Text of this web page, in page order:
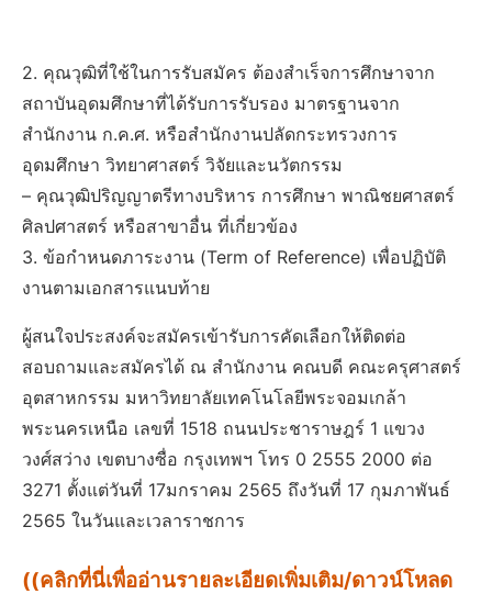
2. คุณวุฒิที่ใช้ในการรับสมัคร ต้องสำเร็จการศึกษาจาก
สถาบันอุดมศึกษาที่ได้รับการรับรอง มาตรฐานจาก
สำนักงาน ก.ค.ศ. หรือสำนักงานปลัดกระทรวงการ
อุดมศึกษา วิทยาศาสตร์ วิจัยและนวัตกรรม
– คุณวุฒิปริญญาตรีทางบริหาร การศึกษา พาณิชยศาสตร์
ศิลปศาสตร์ หรือสาขาอื่น ที่เกี่ยวข้อง
3. ข้อกำหนดภาระงาน (Term of Reference) เพื่อปฏิบัติ
งานตามเอกสารแนบท้าย
ผู้สนใจประสงค์จะสมัครเข้ารับการคัดเลือกให้ติดต่อ
สอบถามและสมัครได้ ณ สำนักงาน คณบดี คณะครุศาสตร์
อุตสาหกรรม มหาวิทยาลัยเทคโนโลยีพระจอมเกล้า
พระนครเหนือ เลขที่ 1518 ถนนประชาราษฎร์ 1 แขวง
วงศ์สว่าง เขตบางซื่อ กรุงเทพฯ โทร 0 2555 2000 ต่อ
3271 ตั้งแต่วันที่ 17มกราคม 2565 ถึงวันที่ 17 กุมภาพันธ์
2565 ในวันและเวลาราชการ
((คลิกที่นี่เพื่ออ่านรายละเอียดเพิ่มเติม/ดาวน์โหลด